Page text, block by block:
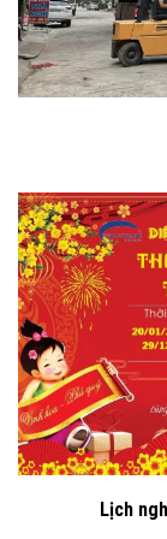
Lịch